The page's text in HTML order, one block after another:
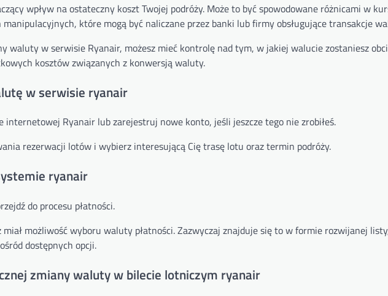
wpływ na ostateczny koszt Twojej podróży. Może to być spowodowane różnicami w
które mogą być naliczane przez banki lub firmy obsługujące transakcje
waluty w serwisie Ryanair, możesz mieć kontrolę nad tym, w jakiej walucie zostaniesz
kosztów związanych z konwersją waluty.
w serwisie ryanair
internetowej Ryanair lub zarejestruj nowe konto, jeśli jeszcze tego nie zrobiłeś.
rezerwacji lotów i wybierz interesującą Cię trasę lotu oraz termin podróży.
ryanair
do procesu płatności.
miał możliwość wyboru waluty płatności. Zazwyczaj znajduje się to w formie rozwijanej
dostępnych opcji.
zmiany waluty w bilecie lotniczym ryanair